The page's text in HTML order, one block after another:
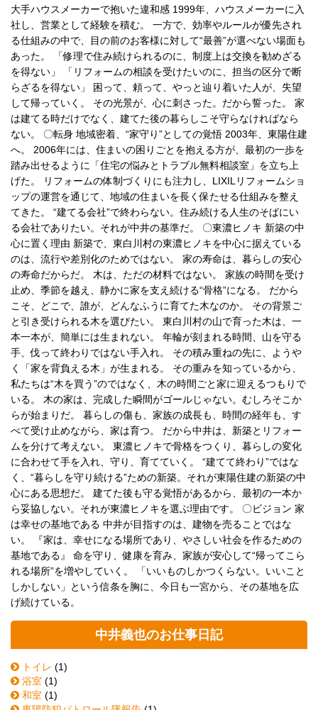
大手ハウスメーカーで抱いた違和感 1999年、ハウスメーカーに入
社し、営業として経験を積む。 一方で、効率やルールが優先され
る仕組みの中で、目の前のお客様に対して“最善”が選べない場面も
あった。 「修理で住み続けられるのに、制度上は交換を勧めざる
を得ない」 「リフォームの相談を受けたいのに、担当の区分で断
らざるを得ない」 困って、頼って、やっと辿り着いた人が、失望
して帰っていく。 その光景が、心に刺さった。だから誓った。 家
は建てる時だけでなく、建てた後の暮らしこそ守らなければなら
ない。 〇転身 地域密着、“家守り”としての覚悟 2003年、東陽住建
へ。 2006年には、住まいの困りごとを抱える方が、最初の一歩を
踏み出せるように「住宅の悩みとトラブル無料相談室」を立ち上
げた。 リフォームの体制づくりにも注力し、LIXILリフォームショ
ップの運営を通じて、地域の住まいを長く保たせる仕組みを整え
てきた。 “建てる会社”で終わらない。住み続ける人生のそばにい
る会社でありたい。それが中井の基準だ。 〇東濃ヒノキ 新築の中
心に置く理由 新築で、東白川村の東濃ヒノキを中心に据えている
のは、流行や差別化のためではない。 家の寿命は、暮らしの安心
の寿命だからだ。 木は、ただの材料ではない。 家族の時間を受け
止め、季節を越え、静かに家を支え続ける“骨格”になる。 だから
こそ、どこで、誰が、どんなふうに育てた木なのか。 その背景ご
と引き受けられる木を選びたい。 東白川村の山で育った木は、一
本一本が、簡単には生まれない。 年輪が刻まれる時間、山を守る
手、伐って終わりではない手入れ。 その積み重ねの先に、ようや
く「家を背負える木」が生まれる。 その重みを知っているから、
私たちは“木を買う”のではなく、木の時間ごと家に迎えるつもりで
いる。 木の家は、完成した瞬間がゴールじゃない。むしろそこか
らが始まりだ。 暮らしの傷も、家族の成長も、時間の経年も、す
べて受け止めながら、家は育つ。 だから中井は、新築とリフォー
ムを分けて考えない。 東濃ヒノキで骨格をつくり、暮らしの変化
に合わせて手を入れ、守り、育てていく。 “建てて終わり”ではな
く、“暮らしを守り続ける”ための新築。それが東陽住建の新築の中
心にある思想だ。 建てた後も守る覚悟があるから、最初の一本か
ら妥協しない。それが東濃ヒノキを選ぶ理由です。 〇ビジョン 家
は幸せの基地である 中井が目指すのは、建物を売ることではな
い。 『家は、幸せになる場所であり、やさしい社会を作るための
基地である』 命を守り、健康を育み、家族が安心して“帰ってこら
れる場所”を増やしていく。 「いいものしかつくらない。いいこと
しかしない」という信条を胸に、今日も一宮から、その基地を広
げ続けている。
中井義也のお仕事日記
トイレ (1)
浴室 (1)
和室 (1)